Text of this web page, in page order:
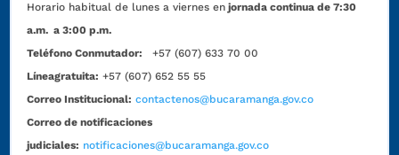
Horario habitual de lunes a viernes en jornada continua de 7:30
a.m. a 3:00 p.m.
Teléfono Conmutador:
+57 (607) 633 70 00
Líneagratuita: +57 (607) 652 55 55
Correo Institucional: contactenos@bucaramanga.gov.co
Correo de notificaciones
judiciales: notificaciones@bucaramanga.gov.co